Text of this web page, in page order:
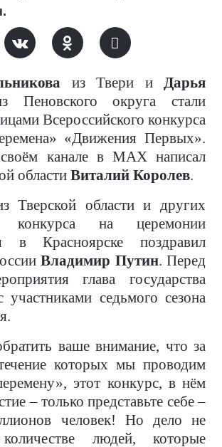
из Твери иДарья
Пеновского округа стали
Всероссийского конкурса
«Движения Первых».
канале в MAX написал
области Виталий Королев.
Тверской области и других
конкурса на церемонии
в Красноярске поздравил
Владимир Путин. Перед
глава государства
седьмого сезона
ваше внимание, что за
которых мы проводим
этот конкурс, в нём
– только представьте себе –
человек! Но дело не
людей, которые